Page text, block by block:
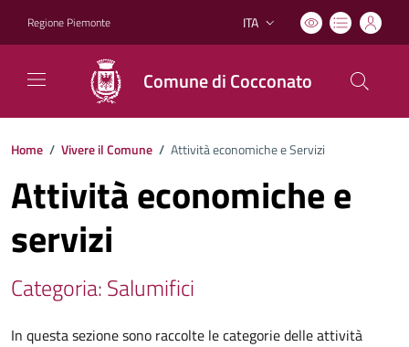
Regione Piemonte Lingua attiva:
ITA
Comune di Cocconato
Home / Vivere il Comune / Attività economiche e Servizi
Attività economiche e
servizi
Categoria: Salumifici
In questa sezione sono raccolte le categorie delle attività